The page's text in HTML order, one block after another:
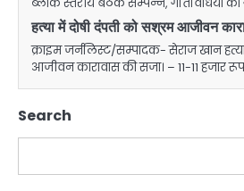
हत्या में दोषी दंपती को सश्रम आजीवन
क्राइम जर्नलिस्ट/सम्पादक- सेराज खान
आजीवन कारावास की सजा। – 11-11 हजार
Search